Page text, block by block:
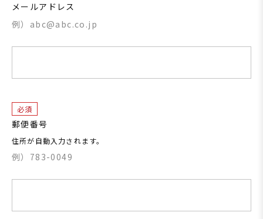
メールアドレス
例）abc@abc.co.jp
必須
郵便番号
住所が自動入力されます。
例）783-0049